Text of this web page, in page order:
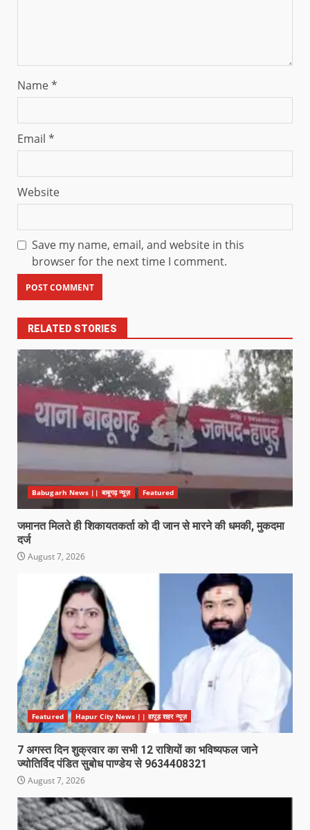
Name*
Email *
Website
Save my name, email, and website in this
browser for the next time I comment.
RELATED STORIES
Babugarh News || बाबूगढ़ न्यूज़ Featured
जमानत मिलते ही शिकायतकर्ता को दी जान से मारने की धमकी, मुकदमा
दर्ज
August 7, 2026
Featured Hapur City News || हापुड़ शहर न्यूज़
7 अगस्त दिन शुक्रवार का सभी 12 राशियों का भविष्यफल जाने
ज्योतिर्विद पंडित सुबोध पाण्डेय से 9634408321
August 7, 2026